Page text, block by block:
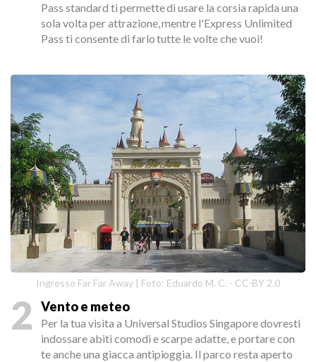
Pass standard ti permette di usare la corsia rapida una
sola volta per attrazione, mentre l'Express Unlimited
Pass ti consente di farlo tutte le volte che vuoi!
Ingresso Far Far Away | Foto: Eduardo M. C. - CC-BY 2.0
2 Vento e meteo
Per la tua visita a Universal Studios Singapore dovresti
indossare abiti comodi e scarpe adatte, e portare con
te anche una giacca antipioggia. Il parco resta aperto